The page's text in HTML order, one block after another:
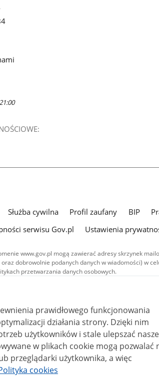
Służba cywilna Profil zaufany BIP
serwisu Gov.pl
Ustawienia
www.gov.pl mogą zawierać adresy skrzynek
dobrowolnie podanych danych w wiadomości) w
przetwarzania danych osobowych.
publikowane w serwisie (z wyłączeniem treści
na licencji typu Creative Commons: uznanie
4.0 (CC BY-SA 4.0). Materiały audiowizualne, w tym
na licencji typu Creative Commons: uznanie
zależnych 4.0 (CC BY-NC-ND 4.0), o ile nie jest to
prawidłowego funkcjonowania
działania strony. Dzięki nim
użytkowników i stale ulepszać nasze
przeglądarki użytkownika, a więc
cookies